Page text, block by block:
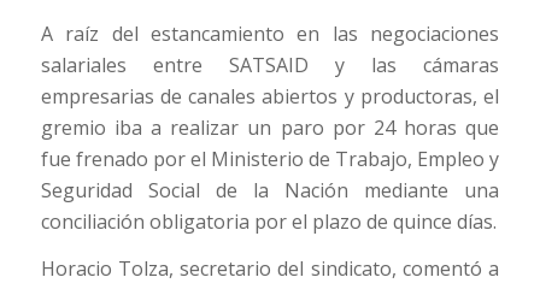
A raíz del estancamiento en las negociaciones
salariales entre SATSAID y las cámaras
empresarias de canales abiertos y productoras, el
gremio iba a realizar un paro por 24 horas que
fue frenado por el Ministerio de Trabajo, Empleo y
Seguridad Social de la Nación mediante una
conciliación obligatoria por el plazo de quince días.
Horacio Tolza, secretario del sindicato, comentó a